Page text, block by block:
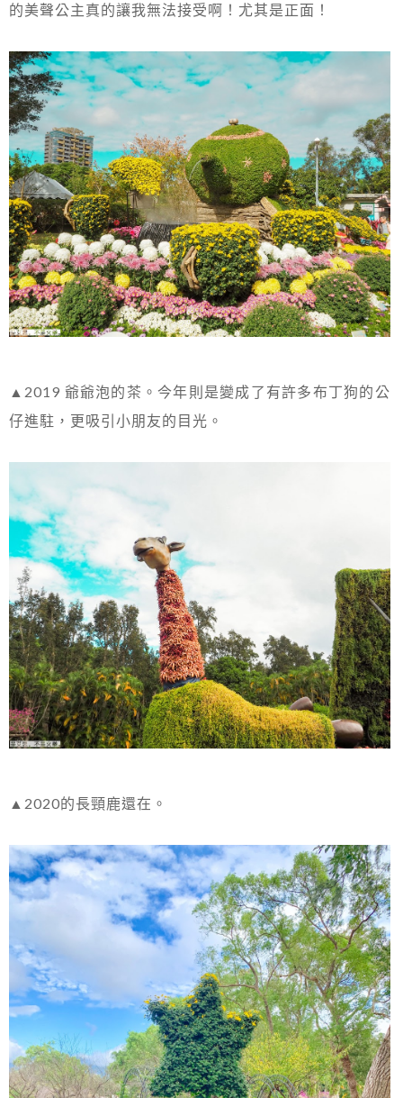
的美聲公主真的讓我無法接受啊！尤其是正面！
▲2019 爺爺泡的茶。今年則是變成了有許多布丁狗的公
仔進駐，更吸引小朋友的目光。
▲2020的長頸鹿還在。